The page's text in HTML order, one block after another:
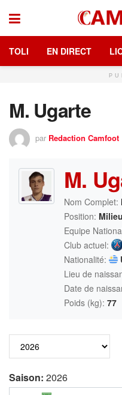
TOLI EN DIRECT
M. Ugarte
par Redaction Camfoot
M.
Nom Complet:
Position: Milieu
Equipe
Club actuel:
Nationalité:
Lieu de
Date de
Poids (kg): 77
Saison: 2026